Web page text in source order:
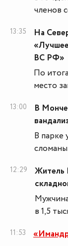
членов
13:35
На
ВС РФ»
По
место
13:00
В
В парке
12:29
Житель
в 1,5
11:53